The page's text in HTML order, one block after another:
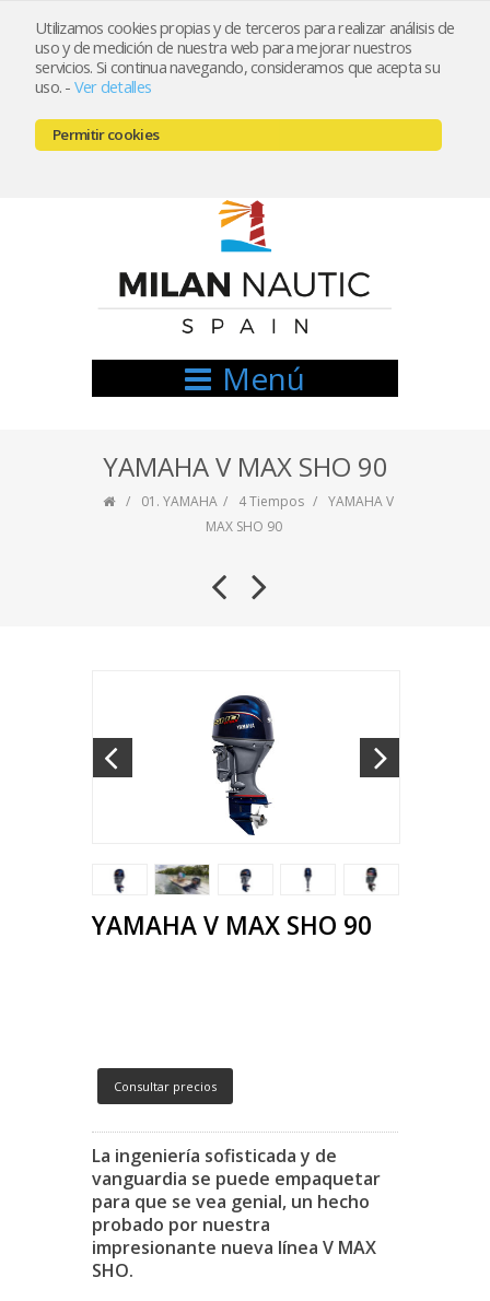
Utilizamos cookies propias y de terceros para realizar análisis de
uso y de medición de nuestra web para mejorar nuestros
servicios. Si continua navegando, consideramos que acepta su
uso. - Ver detalles
Permitir cookies
Registrarse Mi cuenta
666521122 // 654999333
Menú
YAMAHA V MAX SHO 90
01. YAMAHA 4 Tiempos
YAMAHA V
MAX SHO 90
YAMAHA V MAX SHO 90
Consultar precios
La ingeniería sofisticada y de
vanguardia se puede empaquetar
para que se vea genial, un hecho
probado por nuestra
impresionante nueva línea V MAX
SHO.